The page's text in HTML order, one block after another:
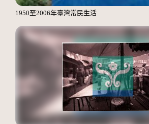
1950至2006年臺灣常民生活